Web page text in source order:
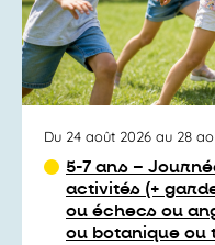
Du 24 août 2026 au 28
5-7 ans –
activités (+
ou échecs ou
ou botanique